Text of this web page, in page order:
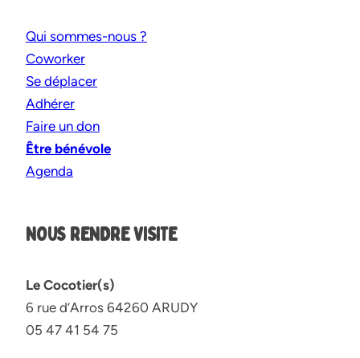
Qui sommes-nous ?
Coworker
Se déplacer
Adhérer
Faire un don
Être bénévole
Agenda
NOUS RENDRE VISITE
Le Cocotier(s)
6 rue d’Arros 64260 ARUDY
05 47 41 54 75